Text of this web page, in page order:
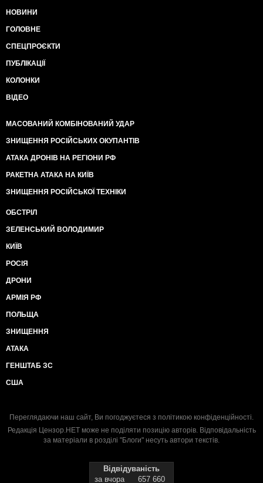
НОВИНИ
ГОЛОВНЕ
СПЕЦПРОЄКТИ
ПУБЛІКАЦІЇ
КОЛОНКИ
ВІДЕО
МАСОВАНИЙ КОМБІНОВАНИЙ УДАР
ЗНИЩЕННЯ РОСІЙСЬКИХ ОКУПАНТІВ
АТАКА ДРОНІВ НА РЕГІОНИ РФ
РАКЕТНА АТАКА НА КИЇВ
ЗНИЩЕННЯ РОСІЙСЬКОЇ ТЕХНІКИ
ОБСТРІЛ
ЗЕЛЕНСЬКИЙ ВОЛОДИМИР
КИЇВ
РОСІЯ
ДРОНИ
АРМІЯ РФ
ПОЛЬЩА
ЗНИЩЕННЯ
АТАКА
ГЕНШТАБ ЗС
США
Переглядаючи наш сайт, Ви погоджуєтеся з політикою конфіденційності.
Редакція Цензор.НЕТ може не поділяти позицію авторів. Відповідальність
за матеріали в розділі "Блоги" несуть автори текстів.
Відвідуваність
за вчора
657 660